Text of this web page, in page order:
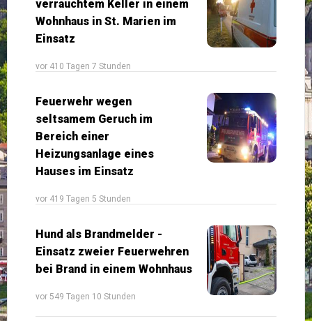
verrauchtem Keller in einem
Wohnhaus in St. Marien im
Einsatz
vor 410 Tagen 7 Stunden
Feuerwehr wegen
seltsamem Geruch im
Bereich einer
Heizungsanlage eines
Hauses im Einsatz
vor 419 Tagen 5 Stunden
Hund als Brandmelder -
Einsatz zweier Feuerwehren
bei Brand in einem Wohnhaus
vor 549 Tagen 10 Stunden